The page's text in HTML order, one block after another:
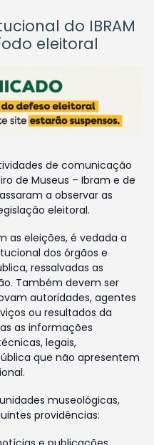
do IBRAM
eleitoral
de comunicação
de Museus – Ibram e de
a observar as
eleitoral.
as eleições, é vedada a
dos órgãos e
ressalvadas as
Também devem ser
autoridades, agentes
ou resultados da
as informações
legais,
que não apresentem
museológicas,
providências: